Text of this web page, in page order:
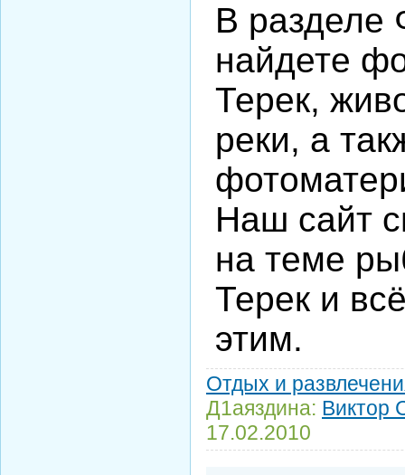
В
найдете
Терек,
реки, а
Наш сайт
на теме
Терек и
этим.
Отдых и
Д1аяздина: Виктор
17.02.2010